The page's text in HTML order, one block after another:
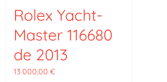
Rolex Yacht-
Master 116680
de 2013
13 000,00 €